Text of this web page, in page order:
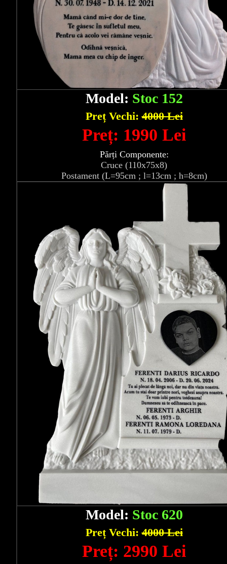
Model: Stoc 152
Preț Vechi:4000 Lei
Preț: 1990 Lei
Părți Componente:
Cruce (110x75x8)
Postament (L=95cm ; l=13cm ; h=8cm)
Model: Stoc 620
Preț Vechi:4000 Lei
Preț: 2990 Lei